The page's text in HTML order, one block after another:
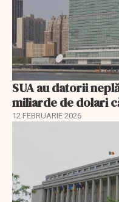
SUA au datorii
miliarde de dolari
12 FEBRUARIE 2026